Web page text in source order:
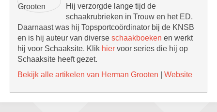
Hij verzorgde lange tijd de
schaakrubrieken in Trouw en het ED.
Daarnaast was hij Topsportcoördinator bij de KNSB
en is hij auteur van diverse schaakboeken en werkt
hij voor Schaaksite. Klik hier voor series die hij op
Schaaksite heeft gezet.
Bekijk alle artikelen van Herman Grooten
Website